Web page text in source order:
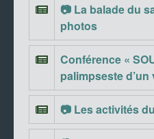
📷 La balade du
photos
Conférence «
palimpseste
📷 Les activités